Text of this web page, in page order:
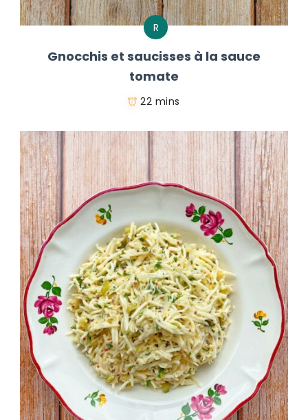
R
Gnocchis et saucisses à la sauce
tomate
22 mins